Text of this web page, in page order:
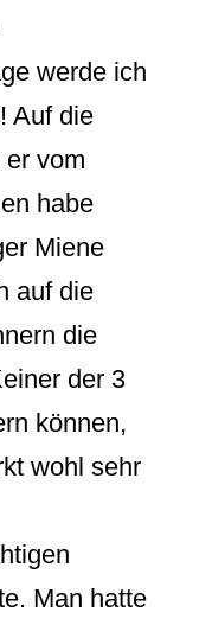
werde ich
Auf die
vom
habe
Miene
auf die
die
der 3
können,
wohl sehr
Man hatte